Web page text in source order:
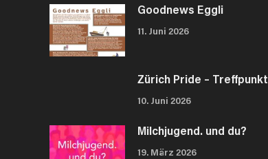
Goodnews Eggli
11. Juni 2026
Zürich Pride – Treffpunkt
10. Juni 2026
Milchjugend. und du?
19. März 2026